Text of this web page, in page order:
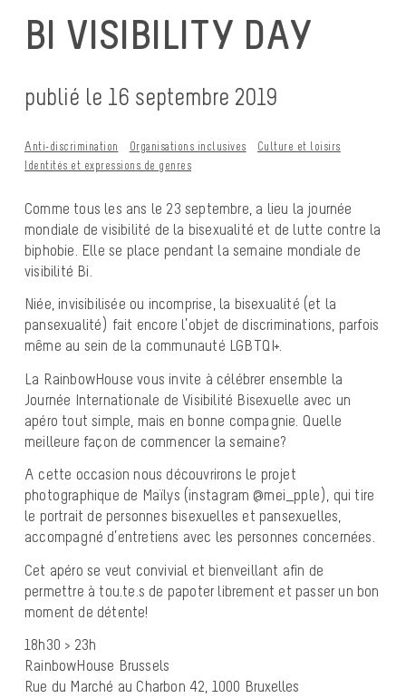
BI VISIBILITY DAY
publié le 16 septembre 2019
Anti-discrimination Organisations inclusives
Culture et loisirs
Identités et expressions de genres
Comme tous les ans le 23 septembre, a lieu la journée
mondiale de visibilité de la bisexualité et de lutte contre la
biphobie. Elle se place pendant la semaine mondiale de
visibilité Bi.
Niée, invisibilisée ou incomprise, la bisexualité (et la
pansexualité) fait encore l’objet de discriminations, parfois
même au sein de la communauté LGBTQI+.
La RainbowHouse vous invite à célébrer ensemble la
Journée Internationale de Visibilité Bisexuelle avec un
apéro tout simple, mais en bonne compagnie. Quelle
meilleure façon de commencer la semaine?
A cette occasion nous découvrirons le projet
photographique de Maïlys (instagram @mei_pple), qui tire
le portrait de personnes bisexuelles et pansexuelles,
accompagné d’entretiens avec les personnes concernées.
Cet apéro se veut convivial et bienveillant afin de
permettre à tou.te.s de papoter librement et passer un bon
moment de détente!
18h30 > 23h
RainbowHouse Brussels
Rue du Marché au Charbon 42, 1000 Bruxelles